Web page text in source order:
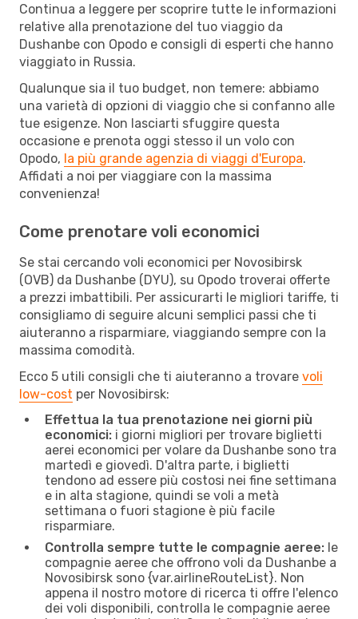
Continua a leggere per scoprire tutte le informazioni
relative alla prenotazione del tuo viaggio da
Dushanbe con Opodo e consigli di esperti che hanno
viaggiato in Russia.
Qualunque sia il tuo budget, non temere: abbiamo
una varietà di opzioni di viaggio che si confanno alle
tue esigenze. Non lasciarti sfuggire questa
occasione e prenota oggi stesso il un volo con
Opodo, la più grande agenzia di viaggi d'Europa.
Affidati a noi per viaggiare con la massima
convenienza!
Come prenotare voli economici
Se stai cercando voli economici per Novosibirsk
(OVB) da Dushanbe (DYU), su Opodo troverai offerte
a prezzi imbattibili. Per assicurarti le migliori tariffe, ti
consigliamo di seguire alcuni semplici passi che ti
aiuteranno a risparmiare, viaggiando sempre con la
massima comodità.
Ecco 5 utili consigli che ti aiuteranno a trovare voli
low-cost per Novosibirsk:
Effettua la tua prenotazione nei giorni più
economici: i giorni migliori per trovare biglietti
aerei economici per volare da Dushanbe sono tra
martedì e giovedì. D'altra parte, i biglietti
tendono ad essere più costosi nei fine settimana
e in alta stagione, quindi se voli a metà
settimana o fuori stagione è più facile
risparmiare.
Controlla sempre tutte le compagnie aeree: le
compagnie aeree che offrono voli da Dushanbe a
Novosibirsk sono {​var.airlineRouteList}. Non
appena il nostro motore di ricerca ti offre l'elenco
dei voli disponibili, controlla le compagnie aeree